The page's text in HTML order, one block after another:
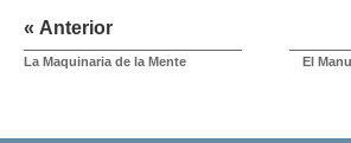
« Anterior
La Maquinaria de la Mente
El